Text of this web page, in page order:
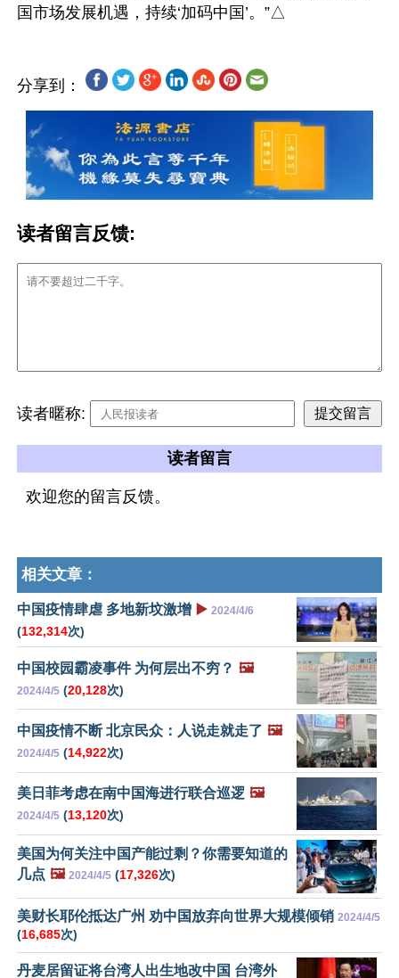
分享到：
读者留言反馈:
读者暱称:
读者留言
欢迎您的留言反馈。
相关文章：
中国疫情肆虐 多地新坟激增 ▶️ 2024/4/6
(132,314次)
中国校园霸凌事件 为何层出不穷？ 🖼️
2024/4/5 (20,128次)
中国疫情不断 北京民众：人说走就走了 🖼️
2024/4/5 (14,922次)
美日菲考虑在南中国海进行联合巡逻 🖼️
2024/4/5 (13,120次)
美国为何关注中国产能过剩？你需要知道的
几点 🖼️ 2024/4/5 (17,326次)
美财长耶伦抵达广州 劝中国放弃向世界大规模倾销 2024/4/5
(16,685次)
丹麦居留证将台湾人出生地改中国 台湾外